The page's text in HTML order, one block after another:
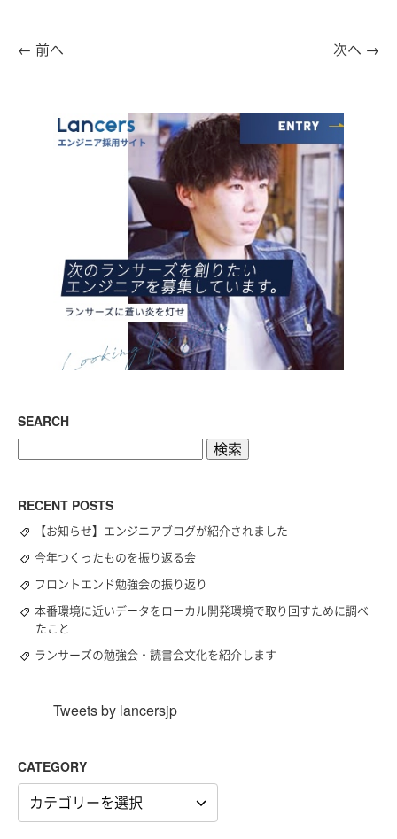
← 前へ 次へ →
SEARCH
RECENT POSTS
【お知らせ】エンジニアブログが紹介されました
今年つくったものを振り返る会
フロントエンド勉強会の振り返り
本番環境に近いデータをローカル開発環境で取り回すために調べ
たこと
ランサーズの勉強会・読書会文化を紹介します
Tweets by lancersjp
CATEGORY
CATEGORY